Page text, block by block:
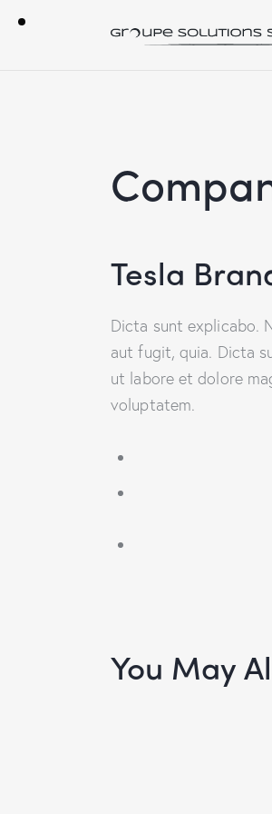
Tesla
Dicta sunt explicabo.
aut fugit, quia. Dicta
ut labore et dolore
voluptatem.
You May